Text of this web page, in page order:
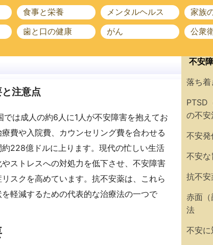
食事と栄養 メンタルヘルス
家族
歯と口の健康 がん 公衆
注意点
では成人の約6人に1人が不安障害を抱えてお
療費や入院費、カウンセリング費を合わせる
約228億ドルに上ります。現代の忙しい生活
やストレスへの対処力を低下させ、不安障害
スクを高めています。抗不安薬は、これら
軽減するための代表的な治療法の一つで
不安
落ち
PTSD
の不安
不安
不安
抗不安
赤面（
法
不安